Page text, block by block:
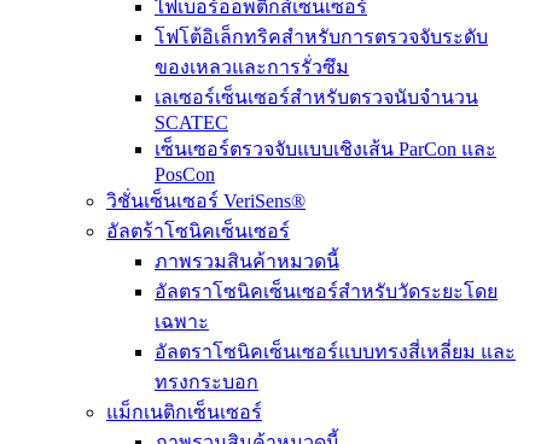
ไฟเบอร์ออพติกส์เซ็นเซอร์
โฟโต้อิเล็กทริคสำหรับการตรวจจับระดับ
ของเหลวและการรั่วซึม
เลเซอร์เซ็นเซอร์สำหรับตรวจนับจำนวน
SCATEC
เซ็นเซอร์ตรวจจับแบบเชิงเส้น ParCon และ
PosCon
วิชั่นเซ็นเซอร์ VeriSens®
อัลตร้าโซนิคเซ็นเซอร์
ภาพรวมสินค้าหมวดนี้
อัลตราโซนิคเซ็นเซอร์สำหรับวัดระยะโดย
เฉพาะ
อัลตราโซนิคเซ็นเซอร์แบบทรงสี่เหลี่ยม และ
ทรงกระบอก
แม็กเนติกเซ็นเซอร์